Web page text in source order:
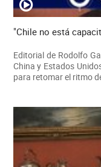
"Chile no está
Editorial de Rodolfo
China y Estados
para retomar el ritmo